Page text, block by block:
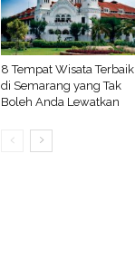
8 Tempat Wisata Terbaik
di Semarang yang Tak
Boleh Anda Lewatkan